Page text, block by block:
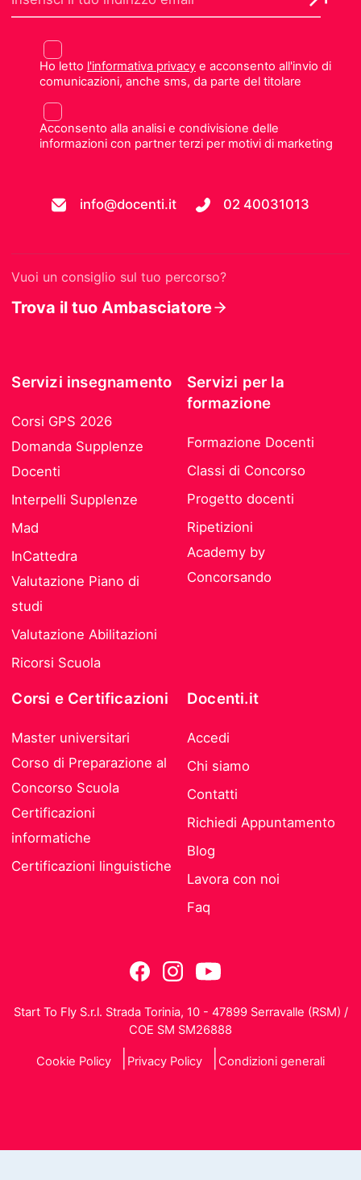
Ho letto l'informativa privacye acconsento all'invio di
comunicazioni, anche sms, da parte del titolare
Acconsento alla analisi e condivisione delle
informazioni con partner terzi per motivi di marketing
info@docenti.it 02 40031013
Vuoi un consiglio sul tuo percorso?
Trova il tuo Ambasciatore
Servizi insegnamento
Corsi GPS 2026
Domanda Supplenze
Docenti
Interpelli Supplenze
Mad
InCattedra
Valutazione Piano di
studi
Valutazione Abilitazioni
Ricorsi Scuola
Servizi per la
formazione
Formazione Docenti
Classi di Concorso
Progetto docenti
Ripetizioni
Academy by
Concorsando
Corsi e Certificazioni
Master universitari
Corso di Preparazione al
Concorso Scuola
Certificazioni
informatiche
Certificazioni linguistiche
Docenti.it
Accedi
Chi siamo
Contatti
Richiedi Appuntamento
Blog
Lavora con noi
Faq
Start To Fly S.r.l. Strada Torinia, 10 - 47899 Serravalle (RSM) /
COE SM SM26888
Cookie Policy Privacy Policy Condizioni generali